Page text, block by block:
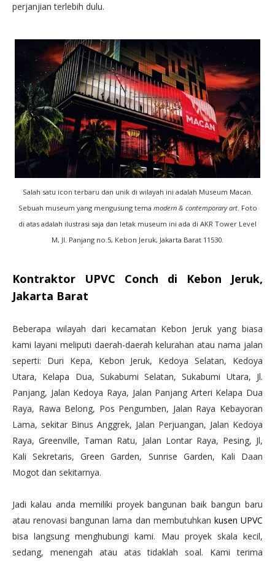
perjanjian terlebih dulu.
Salah satu icon terbaru dan unik di wilayah ini adalah Museum Macan.
Sebuah museum yang mengusung tema modern & contemporary art. Foto
di atas adalah ilustrasi saja dan letak museum ini ada di AKR Tower Level
M, Jl. Panjang no.5, Kebon Jeruk, Jakarta Barat 11530.
Kontraktor UPVC Conch di Kebon Jeruk,
Jakarta Barat
Beberapa wilayah dari kecamatan Kebon Jeruk yang biasa
kami layani meliputi daerah-daerah kelurahan atau nama jalan
seperti: Duri Kepa, Kebon Jeruk, Kedoya Selatan, Kedoya
Utara, Kelapa Dua, Sukabumi Selatan, Sukabumi Utara, Jl.
Panjang, Jalan Kedoya Raya, Jalan Panjang Arteri Kelapa Dua
Raya, Rawa Belong, Pos Pengumben, Jalan Raya Kebayoran
Lama, sekitar Binus Anggrek, Jalan Perjuangan, Jalan Kedoya
Raya, Greenville, Taman Ratu, Jalan Lontar Raya, Pesing, Jl,
Kali Sekretaris, Green Garden, Sunrise Garden, Kali Daan
Mogot dan sekitarnya.
Jadi kalau anda memiliki proyek bangunan baik bangun baru
atau renovasi bangunan lama dan membutuhkan kusen UPVC
bisa langsung menghubungi kami. Mau proyek skala kecil,
sedang, menengah atau atas tidaklah soal. Kami terima